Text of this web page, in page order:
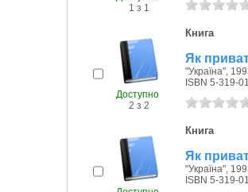
1 з 1
Доступно
2 з 2
Книга
Як
"Україна",
ISBN 5-319-
Книга
Як
"Україна",
ISBN 5-319-